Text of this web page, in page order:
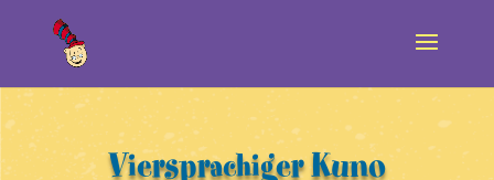
Viersprachiger Kuno